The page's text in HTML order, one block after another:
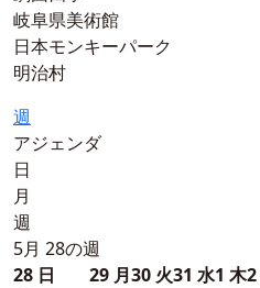
岐阜県美術館
日本モンキーパーク
明治村
週
アジェンダ
日
月
週
5月 28の週
28 日 29 月30 火31 水1 木2